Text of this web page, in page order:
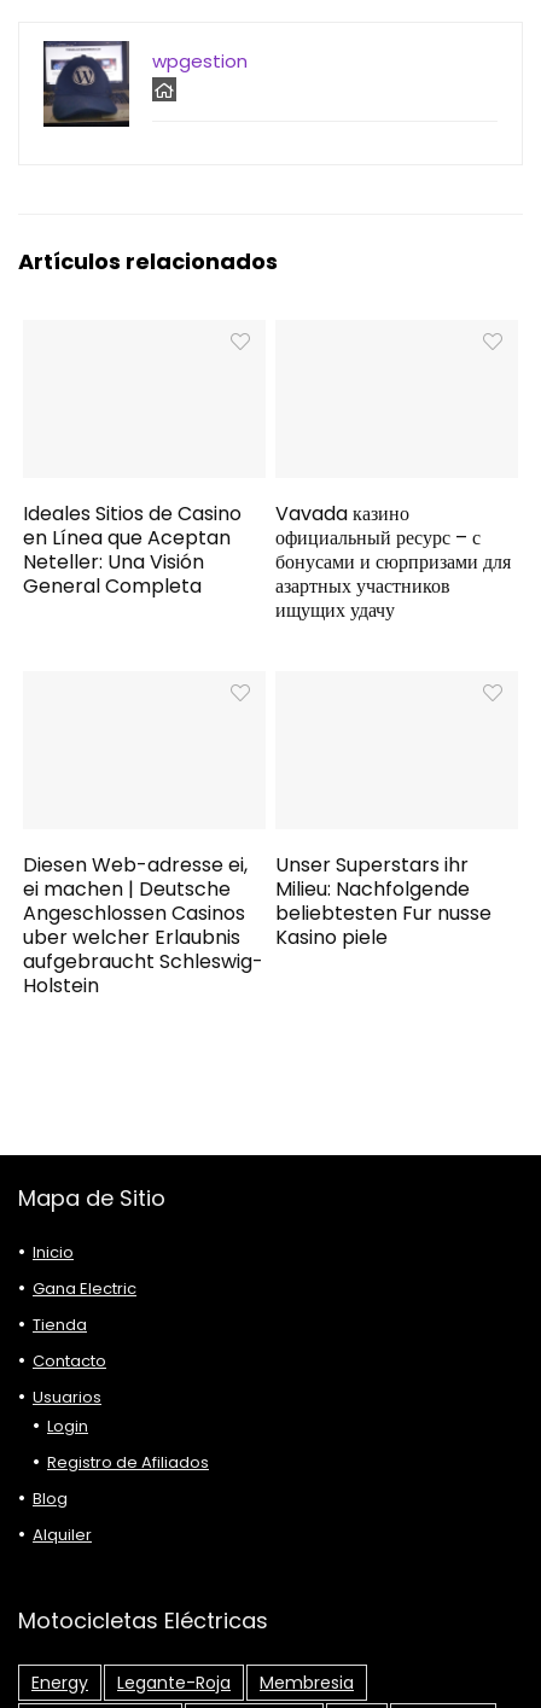
wpgestion
Artículos relacionados
Ideales Sitios de Casino
en Línea que Aceptan
Neteller: Una Visión
General Completa
Vavada казино
официальный ресурс – с
бонусами и сюрпризами для
азартных участников
ищущих удачу
Diesen Web-adresse ei,
ei machen | Deutsche
Angeschlossen Casinos
uber welcher Erlaubnis
aufgebraucht Schleswig-
Holstein
Unser Superstars ihr
Milieu: Nachfolgende
beliebtesten Fur nusse
Kasino piele
Mapa de Sitio
Inicio
Gana Electric
Tienda
Contacto
Usuarios
Login
Registro de Afiliados
Blog
Alquiler
Motocicletas Eléctricas
Energy Legante-Roja
Membresia